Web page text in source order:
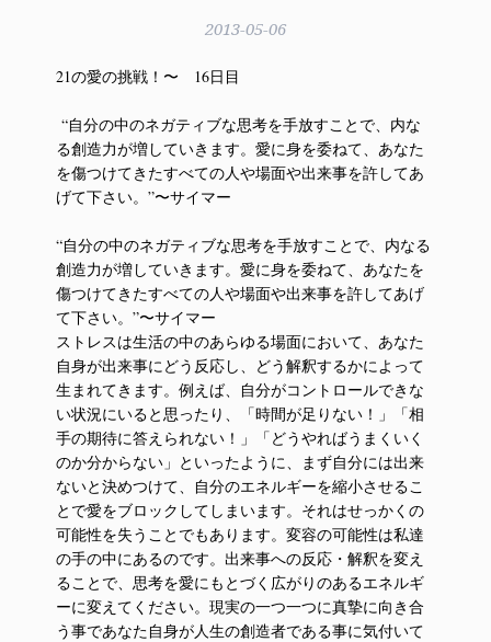
2013-05-06
21の愛の挑戦！〜 16日目
“自分の中のネガティブな思考を手放すことで、内な
る創造力が増していきます。愛に身を委ねて、あなた
を傷つけてきたすべての人や場面や出来事を許してあ
げて下さい。”〜サイマー
“自分の中のネガティブな思考を手放すことで、内なる
創造力が増していきます。愛に身を委ねて、あなたを
傷つけてきたすべての人や場面や出来事を許してあげ
て下さい。”〜サイマー
ストレスは生活の中のあらゆる場面において、あなた
自身が出来事にどう反応し、どう解釈するかによって
生まれてきます。例えば、自分がコントロールできな
い状況にいると思ったり、「時間が足りない！」「相
手の期待に答えられない！」「どうやればうまくいく
のか分からない」といったように、まず自分には出来
ないと決めつけて、自分のエネルギーを縮小させるこ
とで愛をブロックしてしまいます。それはせっかくの
可能性を失うことでもあります。変容の可能性は私達
の手の中にあるのです。出来事への反応・解釈を変え
ることで、思考を愛にもとづく広がりのあるエネルギ
ーに変えてください。現実の一つ一つに真摯に向き合
う事であなた自身が人生の創造者である事に気付いて